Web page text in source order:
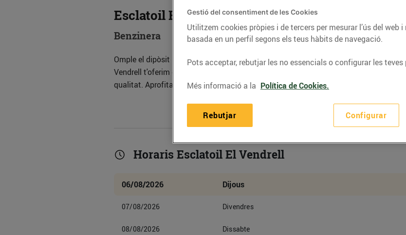
Esclatoil El Vendrell
Benzinera
Omple el dipòsit i estalvia a les nostres benzineres 24h. A Esclatoil El
Vendrell t'oferim els millors preus del mercat en carburants d'alta
qualitat. Aprofita el descompte de 5 cèntims/litre per ser client.
Horaris Esclatoil El Vendrell
06/08/2026 Dijous
07/08/2026 Divendres
08/08/2026 Dissabte
Gestió del consentiment de les Cookies
Utilitzem cookies pròpies i de tercers per mesurar l’ús del web
basada en un perfil segons els teus hàbits de navegació.
Pots acceptar, rebutjar les no essencials o configurar les teves
Més informació a la Política de Cookies.
Configurar
Rebutjar